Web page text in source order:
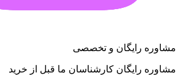
مشاوره رایگان و تخصصی
مشاوره رایگان کارشناسان ما قبل از خرید